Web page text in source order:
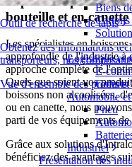
Outil de recherche de tapis
Obtenez des informations
transporteurs, nos
Vue d'ensemble des produits
Biens
Logistique et
E-
Colis et
Automobile et
Pneu
Industriel
Présentation des
bouteille et en canette
Les spécialistes en
approfondie de l'industrie à
approche complète de
Quels que soient vos
boissons non alcoolisées,
ou en canette, nous
parti de vos équipements de
Grâce aux solutions
bénéficiez des avantages